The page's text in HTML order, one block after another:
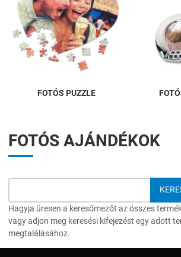
FOTÓS PUZZLE
FOTÓS AJÁNDÉKOK
Hagyja üresen a keresőmezőt az összes
vagy adjon meg keresési kifejezést egy adott
megtalálásához.